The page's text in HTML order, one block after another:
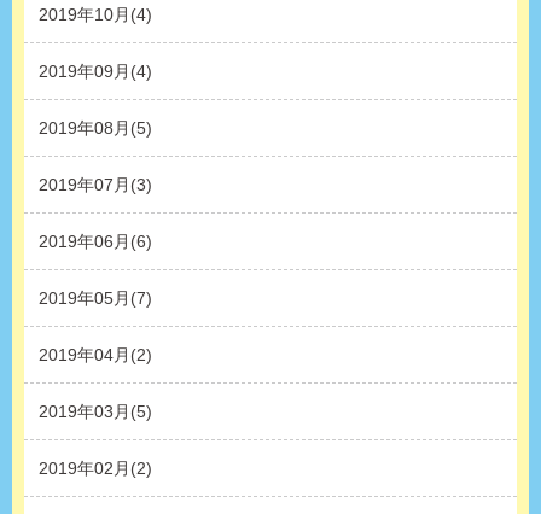
2019年10月(4)
2019年09月(4)
2019年08月(5)
2019年07月(3)
2019年06月(6)
2019年05月(7)
2019年04月(2)
2019年03月(5)
2019年02月(2)